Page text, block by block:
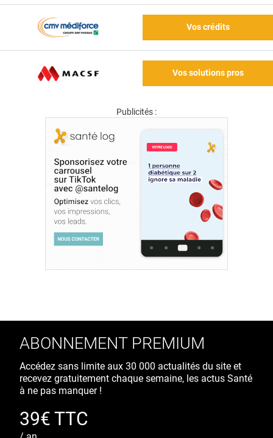
Vos crédits
Vos solutions pros
Publicités :
ABONNEMENT PREMIUM
Accédez sans limite aux 30 000 actualités du site et
recevez gratuitement chaque semaine, les actus Santé
à ne pas manquer !
39€ TTC